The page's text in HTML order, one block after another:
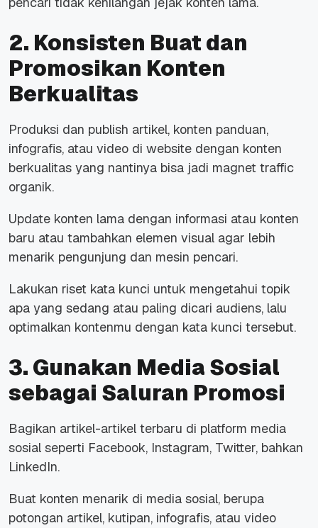
2. Konsisten Buat dan
Promosikan Konten
Berkualitas
Produksi dan publish artikel, konten panduan,
infografis, atau video di website dengan konten
berkualitas yang nantinya bisa jadi magnet traffic
organik.
Update konten lama dengan informasi atau konten
baru atau tambahkan elemen visual agar lebih
menarik pengunjung dan mesin pencari.
Lakukan riset kata kunci untuk mengetahui topik
apa yang sedang atau paling dicari audiens, lalu
optimalkan kontenmu dengan kata kunci tersebut.
3. Gunakan Media Sosial
sebagai Saluran Promosi
Bagikan artikel-artikel terbaru di platform media
sosial seperti Facebook, Instagram, Twitter, bahkan
LinkedIn.
Buat konten menarik di media sosial, berupa
potongan artikel, kutipan, infografis, atau video